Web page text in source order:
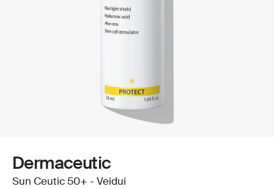
Dermaceutic
Sun Ceutic 50+ - Veidui